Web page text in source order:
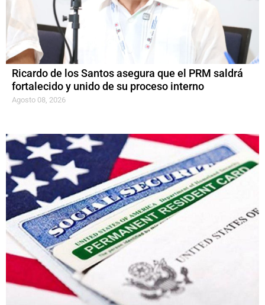
Ricardo de los Santos asegura que el PRM saldrá
fortalecido y unido de su proceso interno
Agosto 08, 2026